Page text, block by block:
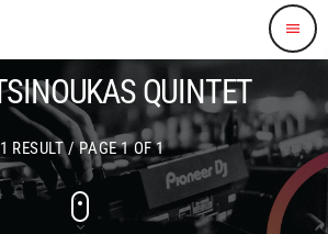
menu
QUINTET
1 RESULT / PAGE 1 OF 1